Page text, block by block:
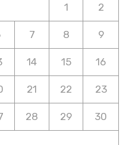
1 2
7 8 9
14 15 16
21 22 23
28 29 30